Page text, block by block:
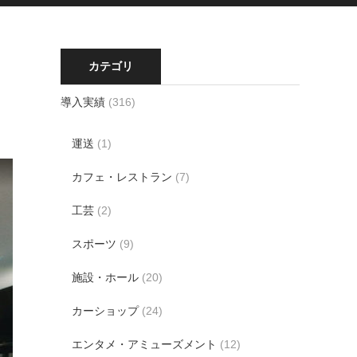
カテゴリ
導入実績 (316)
運送 (1)
カフェ・レストラン (7)
工芸 (2)
スポーツ (9)
施設・ホール (20)
カーショップ(24)
エンタメ・アミューズメント (12)